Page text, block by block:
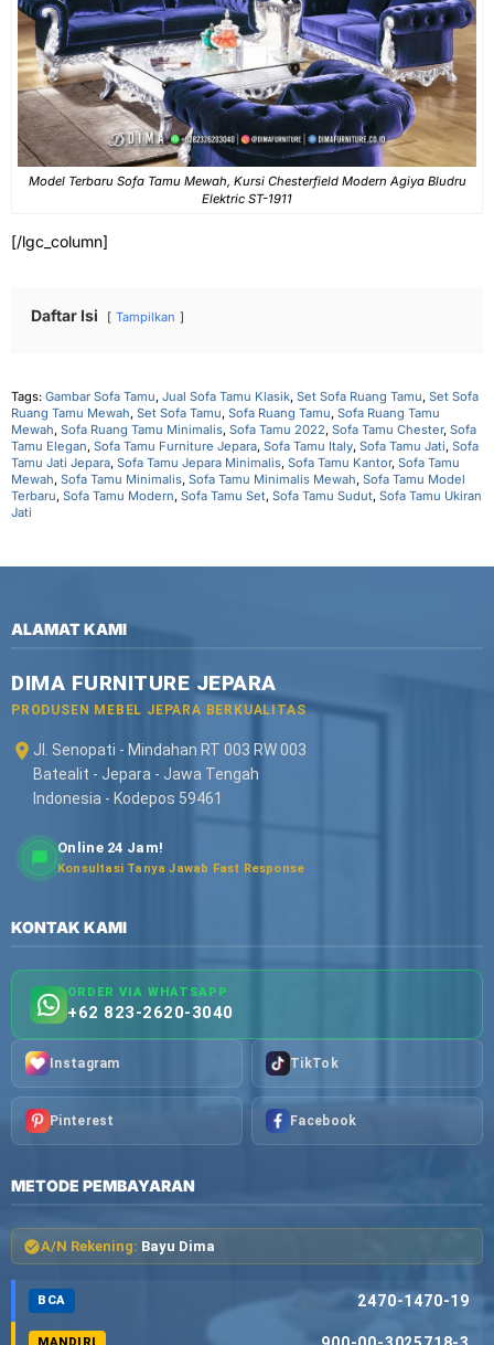
Model Terbaru Sofa Tamu Mewah, Kursi Chesterfield Modern Agiya Bludru
Elektric ST-1911
[/lgc_column]
Daftar Isi Tampilkan
Tags: Gambar Sofa Tamu, Jual Sofa Tamu Klasik, Set Sofa Ruang Tamu, Set Sofa
Ruang Tamu Mewah, Set Sofa Tamu, Sofa Ruang Tamu, Sofa Ruang Tamu
Mewah, Sofa Ruang Tamu Minimalis, Sofa Tamu 2022, Sofa Tamu Chester, Sofa
Tamu Elegan, Sofa Tamu Furniture Jepara, Sofa Tamu Italy, Sofa Tamu Jati, Sofa
Tamu Jati Jepara, Sofa Tamu Jepara Minimalis, Sofa Tamu Kantor, Sofa Tamu
Mewah, Sofa Tamu Minimalis, Sofa Tamu Minimalis Mewah, Sofa Tamu Model
Terbaru, Sofa Tamu Modern, Sofa Tamu Set, Sofa Tamu Sudut, Sofa Tamu Ukiran
Jati
ALAMAT KAMI
DIMA FURNITURE JEPARA
PRODUSEN MEBEL JEPARA BERKUALITAS
Jl. Senopati - Mindahan RT 003 RW 003
Batealit - Jepara - Jawa Tengah
Indonesia - Kodepos 59461
Online 24 Jam!
Konsultasi Tanya Jawab Fast Response
KONTAK KAMI
ORDER VIA WHATSAPP
+62 823-2620-3040
Instagram TikTok
Pinterest Facebook
METODE PEMBAYARAN
A/N Rekening: Bayu Dima
BCA 2470-1470-19